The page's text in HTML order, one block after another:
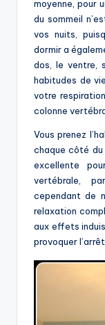
moyenne, pour
du sommeil
vos nuits,
dormir a
dos, le ventre,
habitudes de
votre
colonne
Vous prenez
chaque côté
excellente
vertébrale,
cependant de
relaxation
aux effets
provoquer